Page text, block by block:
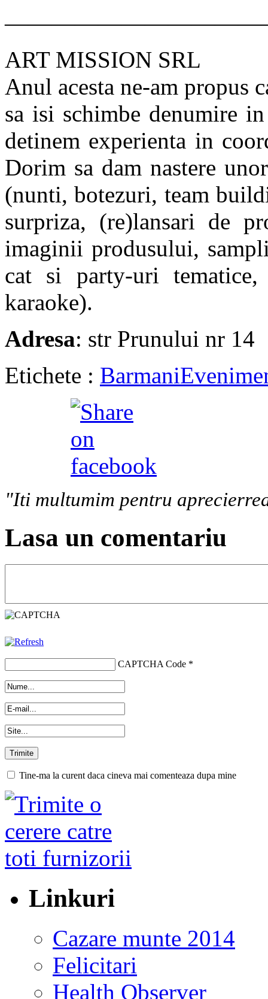
ART MISSION SRL
Anul acesta ne-am propus
sa isi schimbe denumire
detinem experienta in
Dorim sa dam nastere
(nunti, botezuri, team
surpriza, (re)lansari de
imaginii produsului,
cat si party-uri tematice,
karaoke).
Adresa: str Prunului nr 14
Etichete : Barmani
"Iti multumim pentru
Lasa un comentariu
CAPTCHA Code *
Tine-ma la curent daca cineva mai comenteaza dupa mine
Linkuri
Cazare munte 2014
Felicitari
Health Observer